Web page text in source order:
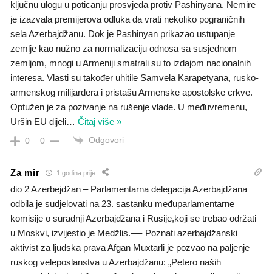
ključnu ulogu u poticanju prosvjeda protiv Pashinyana. Nemire
je izazvala premijerova odluka da vrati nekoliko pograničnih
sela Azerbajdžanu. Dok je Pashinyan prikazao ustupanje
zemlje kao nužno za normalizaciju odnosa sa susjednom
zemljom, mnogi u Armeniji smatrali su to izdajom nacionalnih
interesa. Vlasti su također uhitile Samvela Karapetyana, rusko-
armenskog milijardera i pristašu Armenske apostolske crkve.
Optužen je za pozivanje na rušenje vlade. U međuvremenu,
Uršin EU dijeli… Čitaj više »
0 0 Odgovori
Za mir 1 godina prije
dio 2 Azerbejdžan – Parlamentarna delegacija Azerbajdžana
odbila je sudjelovati na 23. sastanku međuparlamentarne
komisije o suradnji Azerbajdžana i Rusije,koji se trebao održati
u Moskvi, izvijestio je Medžlis.—- Poznati azerbajdžanski
aktivist za ljudska prava Afgan Muxtarli je pozvao na paljenje
ruskog veleposlanstva u Azerbajdžanu: „Petero naših